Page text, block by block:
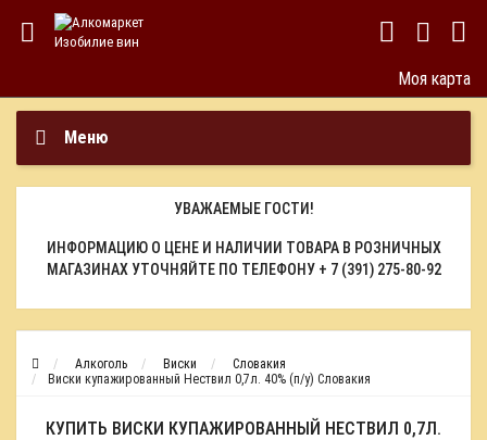
Моя карта
Меню
УВАЖАЕМЫЕ ГОСТИ!
ИНФОРМАЦИЮ О ЦЕНЕ И НАЛИЧИИ ТОВАРА В РОЗНИЧНЫХ
МАГАЗИНАХ УТОЧНЯЙТЕ ПО ТЕЛЕФОНУ + 7 (391) 275-80-92
Алкоголь Виски
Словакия
Виски купажированный Нествил 0,7л. 40% (п/у) Словакия
КУПИТЬ ВИСКИ КУПАЖИРОВАННЫЙ НЕСТВИЛ 0,7Л.